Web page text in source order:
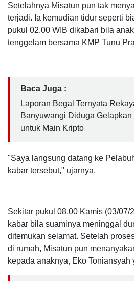
Setelahnya Misatun pun tak
terjadi. Ia kemudian tidur seperti
pukul 02.00 WIB dikabari bila
tenggelam bersama KMP Tunu
Baca Juga :
Laporan Begal Ternyata
Banyuwangi Diduga
untuk Main Kripto
"Saya langsung datang ke
kabar tersebut," ujarnya.
Sekitar pukul 08.00 Kamis (03/07/
kabar bila suaminya meninggal
ditemukan selamat. Setelah
di rumah, Misatun pun
kepada anaknya, Eko Toniansyah